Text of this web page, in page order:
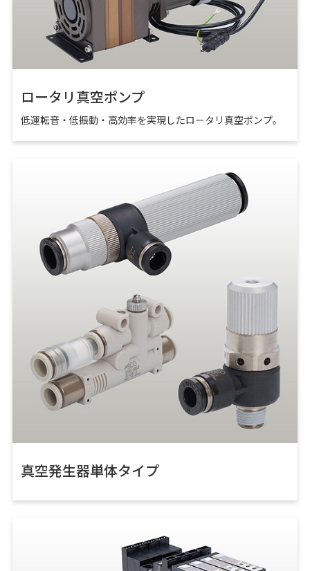
ロータリ真空ポンプ
低運転音・低振動・高効率を実現したロータリ真空ポンプ。
真空発生器単体タイプ